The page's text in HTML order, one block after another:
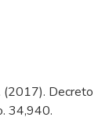
(2017). Decreto
34,940.